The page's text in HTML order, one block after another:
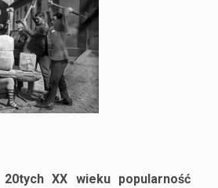
XX wieku popularność